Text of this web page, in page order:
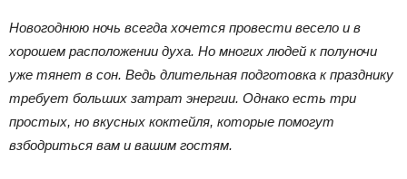
Новогоднюю ночь всегда хочется провести весело и в
хорошем расположении духа. Но многих людей к полуночи
уже тянет в сон. Ведь длительная подготовка к празднику
требует больших затрат энергии. Однако есть три
простых, но вкусных коктейля, которые помогут
взбодриться вам и вашим гостям.